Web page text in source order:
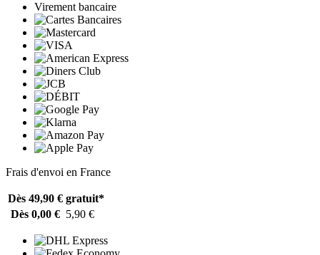
Virement bancaire
Frais d'envoi en France
Dès 49,90 € gratuit*
Dès 0,00 € 5,90 €